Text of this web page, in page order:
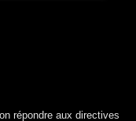
répondre aux directives